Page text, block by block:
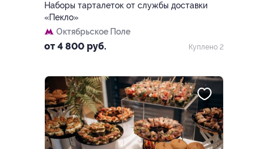
Наборы тарталеток от службы доставки
«Пекло»
Октябрьское Поле
от 4 800 руб. Куплено 2